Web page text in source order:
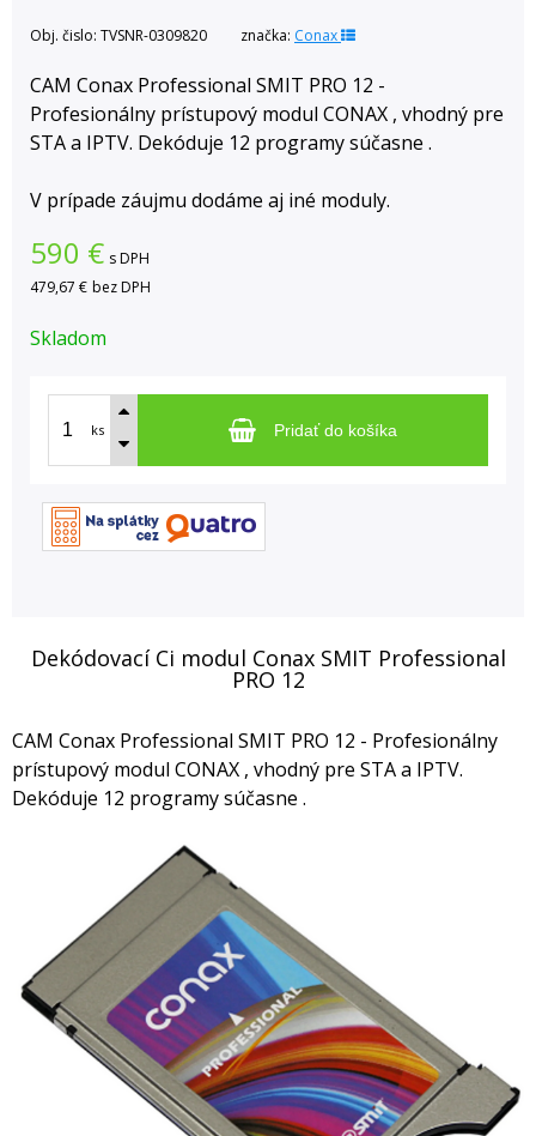
Obj. čislo: TVSNR-0309820 značka: Conax
CAM Conax Professional SMIT PRO 12 -
Profesionálny prístupový modul CONAX , vhodný pre
STA a IPTV. Dekóduje 12 programy súčasne .
V prípade záujmu dodáme aj iné moduly.
590 € s DPH
479,67 € bez DPH
Skladom
ks Pridať do košíka
Dekódovací Ci modul Conax SMIT Professional
PRO 12
CAM Conax Professional SMIT PRO 12 - Profesionálny
prístupový modul CONAX , vhodný pre STA a IPTV.
Dekóduje 12 programy súčasne .